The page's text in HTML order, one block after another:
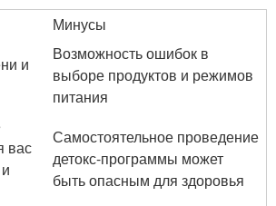
Минусы
и
Возможность ошибок в
выборе продуктов и режимов
питания
вас
Самостоятельное проведение
детокс-программы может
быть опасным для здоровья